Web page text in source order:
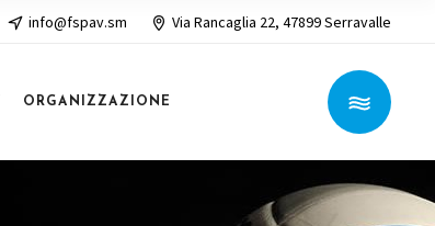
info@fspav.sm Via Rancaglia 22, 47899 Serravalle
ORGANIZZAZIONE